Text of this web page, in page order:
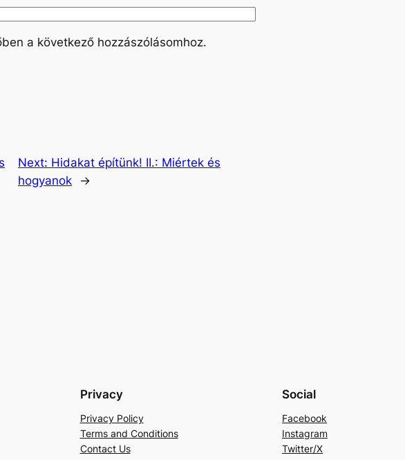
a következő hozzászólásomhoz.
Next: Hidakat építünk! II.: Miértek és
hogyanok
→
Privacy
Privacy Policy
Terms and Conditions
Contact Us
Social
Facebook
Instagram
Twitter/X